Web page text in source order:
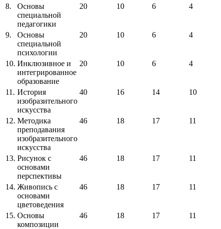
8.
Основы
специальной
педагогики
20 10 6 4
9.
Основы
специальной
психологии
20 10 6 4
10. Инклюзивное и
интегрированное
образование
20 10 6 4
11. История
изобразительного
искусства
40 16 14 10
12. Методика
преподавания
изобразительного
искусства
46 18 17 11
13. Рисунок с
основами
перспективы
46 18 17 11
14. Живопись с
основами
цветоведения
46 18 17 11
15. Основы
композиции
46 18 17 11